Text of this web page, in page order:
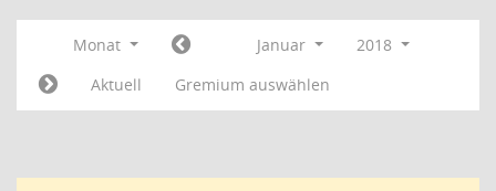
Monat Januar
2018
Aktuell
Gremium auswählen